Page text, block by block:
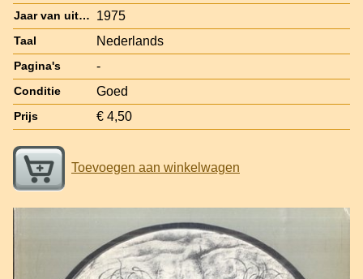
Jaar van uitgave 1975
Taal Nederlands
Pagina's -
Conditie Goed
Prijs € 4,50
Toevoegen aan winkelwagen